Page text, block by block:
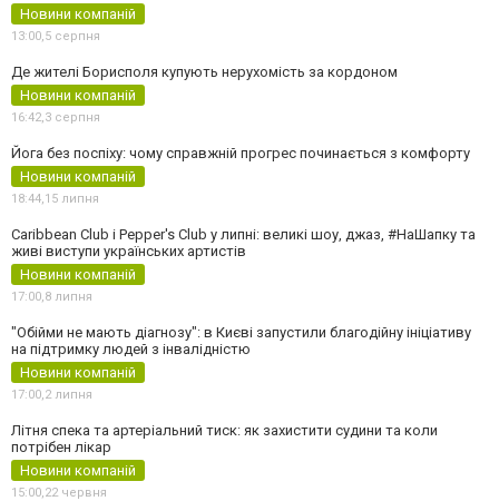
Новини компаній
13:00,5 серпня
Де жителі Борисполя купують нерухомість за кордоном
Новини компаній
16:42,3 серпня
Йога без поспіху: чому справжній прогрес починається з комфорту
Новини компаній
18:44,15 липня
Caribbean Club і Pepper's Club у липні: великі шоу, джаз, #НаШапку та
живі виступи українських артистів
Новини компаній
17:00,8 липня
"Обійми не мають діагнозу": в Києві запустили благодійну ініціативу
на підтримку людей з інвалідністю
Новини компаній
17:00,2 липня
Літня спека та артеріальний тиск: як захистити судини та коли
потрібен лікар
Новини компаній
15:00,22 червня